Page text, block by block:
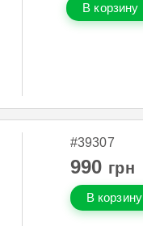
В корзину
#39307
990 грн
В корзину